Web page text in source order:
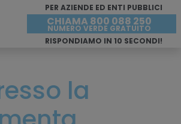
PER AZIENDE ED ENTI PUBBLICI
CHIAMA 800 088 250
NUMERO VERDE GRATUITO
RISPONDIAMO IN 10 SECONDI!
la